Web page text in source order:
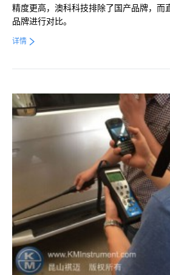
精度更高，澳科科技排除了国产品牌，而
品牌进行对比。
详情